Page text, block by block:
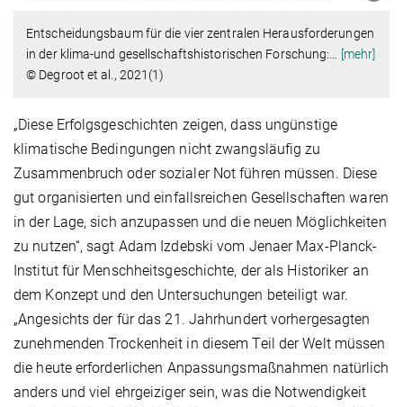
Entscheidungsbaum für die vier zentralen Herausforderungen
in der klima-und gesellschaftshistorischen Forschung:
[mehr]
© Degroot et al., 2021(1)
„Diese Erfolgsgeschichten zeigen, dass ungünstige
klimatische Bedingungen nicht zwangsläufig zu
Zusammenbruch oder sozialer Not führen müssen. Diese
gut organisierten und einfallsreichen Gesellschaften waren
in der Lage, sich anzupassen und die neuen Möglichkeiten
zu nutzen“, sagt Adam Izdebski vom Jenaer Max-Planck-
Institut für Menschheitsgeschichte, der als Historiker an
dem Konzept und den Untersuchungen beteiligt war.
„Angesichts der für das 21. Jahrhundert vorhergesagten
zunehmenden Trockenheit in diesem Teil der Welt müssen
die heute erforderlichen Anpassungsmaßnahmen natürlich
anders und viel ehrgeiziger sein, was die Notwendigkeit